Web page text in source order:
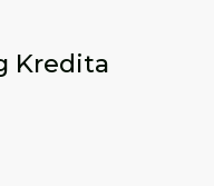
Kredita